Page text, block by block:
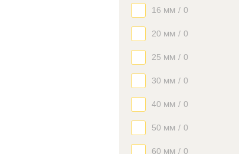
16 мм / 0
20 мм / 0
25 мм / 0
30 мм / 0
40 мм / 0
50 мм / 0
60 мм / 0